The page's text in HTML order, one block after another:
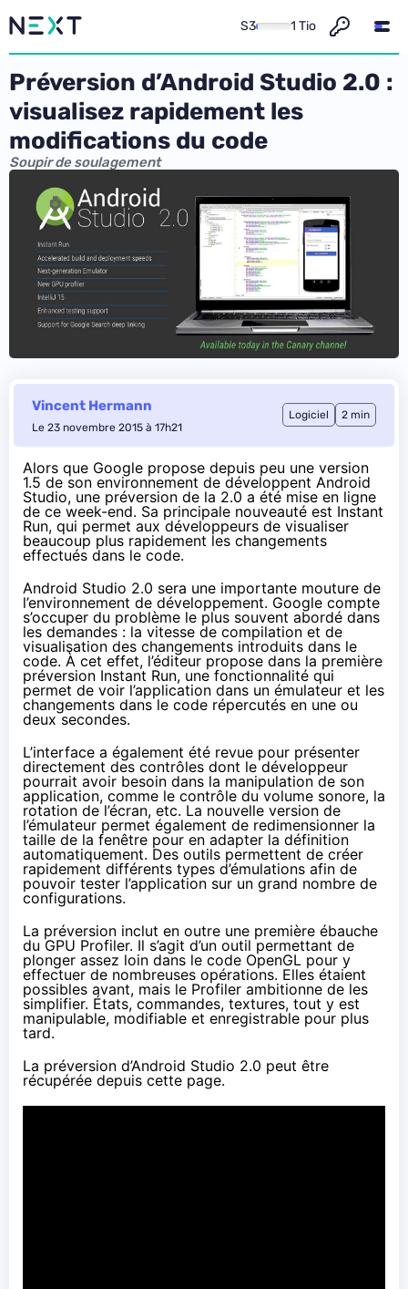
S3 1 Tio
Préversion d’Android Studio 2.0 :
visualisez rapidement les
modifications du code
Soupir de soulagement
Vincent Hermann
Le 23 novembre 2015 à 17h21
Logiciel 2 min
Alors que Google propose depuis peu une version
1.5 de son environnement de développent Android
Studio, une préversion de la 2.0 a été mise en ligne
de ce week-end. Sa principale nouveauté est Instant
Run, qui permet aux développeurs de visualiser
beaucoup plus rapidement les changements
effectués dans le code.
Android Studio 2.0 sera une importante mouture de
l’environnement de développement. Google compte
s’occuper du problème le plus souvent abordé dans
les demandes : la vitesse de compilation et de
visualisation des changements introduits dans le
code. À cet effet, l’éditeur propose dans la première
préversion Instant Run, une fonctionnalité qui
permet de voir l’application dans un émulateur et les
changements dans le code répercutés en une ou
deux secondes.
L’interface a également été revue pour présenter
directement des contrôles dont le développeur
pourrait avoir besoin dans la manipulation de son
application, comme le contrôle du volume sonore, la
rotation de l’écran, etc. La nouvelle version de
l’émulateur permet également de redimensionner la
taille de la fenêtre pour en adapter la définition
automatiquement. Des outils permettent de créer
rapidement différents types d’émulations afin de
pouvoir tester l’application sur un grand nombre de
configurations.
La préversion inclut en outre une première ébauche
du GPU Profiler. Il s’agit d’un outil permettant de
plonger assez loin dans le code OpenGL pour y
effectuer de nombreuses opérations. Elles étaient
possibles avant, mais le Profiler ambitionne de les
simplifier. États, commandes, textures, tout y est
manipulable, modifiable et enregistrable pour plus
tard.
La préversion d’Android Studio 2.0 peut être
récupérée depuis cette page.